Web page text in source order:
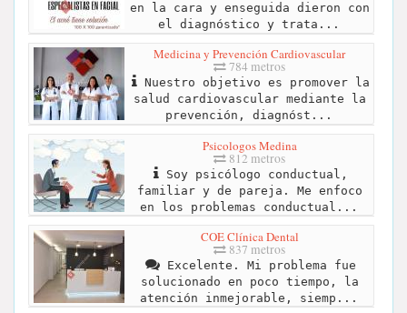
en la cara y enseguida dieron con
el diagnóstico y trata...
Medicina y Prevención Cardiovascular
784 metros
Nuestro objetivo es promover la
salud cardiovascular mediante la
prevención, diagnóst...
Psicologos Medina
812 metros
Soy psicólogo conductual,
familiar y de pareja. Me enfoco
en los problemas conductual...
COE Clínica Dental
837 metros
Excelente. Mi problema fue
solucionado en poco tiempo, la
atención inmejorable, siemp...